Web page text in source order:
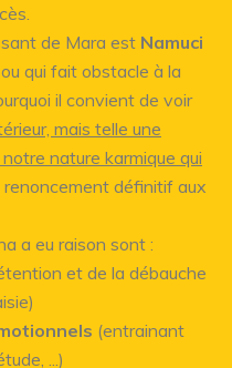
de Mara est Namuci
qui fait obstacle à la
il convient de voir
mais telle une
nature karmique qui
définitif aux
a eu raison sont :
et de la débauche
(entrainant
...)